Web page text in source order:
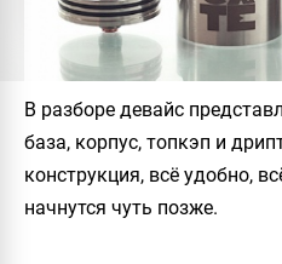
В разборе девайс
база, корпус, топкэп и
конструкция, всё удобно,
начнутся чуть позже.